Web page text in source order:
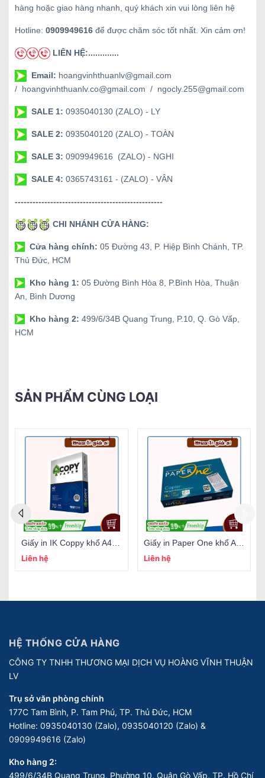
hàng hoặc giao hàng nhanh, quý khách xin vui lòng liên hệ
Hotline: 0909949616 để được chăm sóc tốt nhất. Xin cảm ơn!
LIÊN HỆ:.............
Email: hoangvinhthuanlv@gmail.com
/ hoangvinhthuanlv.co@gmail.com / ngocly.255@gmail.com
SALE 1: 0935040130 (ZALO) - LY
SALE 2: 0935040120 (ZALO) - TOÀN
SALE 3: 0909949616 (ZALO) - NGHI
SALE 4: 0365743161 - (ZALO) - VÂN
--------------------------------------------------
CHI NHÁNH CỬA HÀNG:
Cửa hàng chính: 05 Đường 43, P. Hiệp Bình Chánh, TP.
Thủ Đức, HCM
Kho hàng 1: 05 Đường Bình Hòa 8, P.Bình Hòa, Thuận
An, Bình Dương
Kho hàng 2: 499/6/34B Quang Trung, P.10, Q. Gò Vấp,
HCM
SẢN PHẨM CÙNG LOẠI
Liên hệ
Liên hệ
HỆ THỐNG CỬA HÀNG
CÔNG TY TNHH THƯƠNG MẠI DỊCH VỤ HOÀNG VĨNH THUẬN
LV
Trụ sở văn phòng chính
177C Tam Bình, P. Tam Phú, TP. Thủ Đức, HCM
Hotline: 0935040130 (Zalo), 0935040120 (Zalo) &
0909949616 (Zalo)
Kho hàng 2:
499/6/34B Quang Trung, Phường 10, Quận Gò Vấp, TP. Hồ Chí